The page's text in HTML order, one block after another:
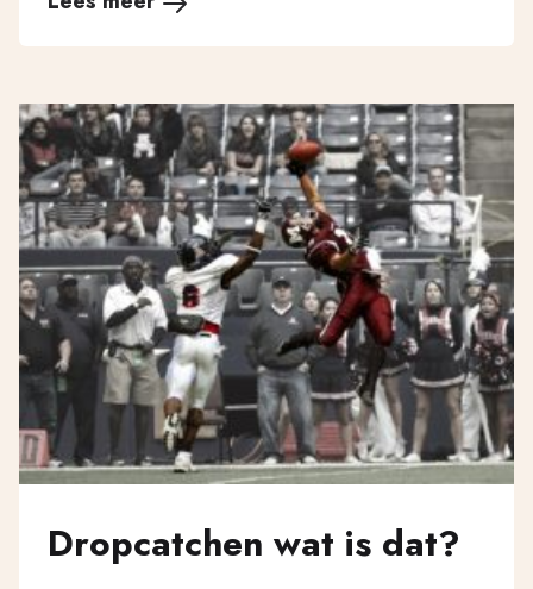
Dropcatchen wat is dat?